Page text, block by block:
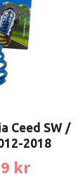
Ceed SW /
2018
kr